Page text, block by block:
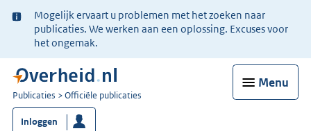
Ter
informatie:
Mogelijk ervaart u problemen met het zoeken naar
publicaties. We werken aan een oplossing. Excuses voor
het ongemak.
Menu
U
bent
nu
Publicaties Officiële publicaties
Inloggen